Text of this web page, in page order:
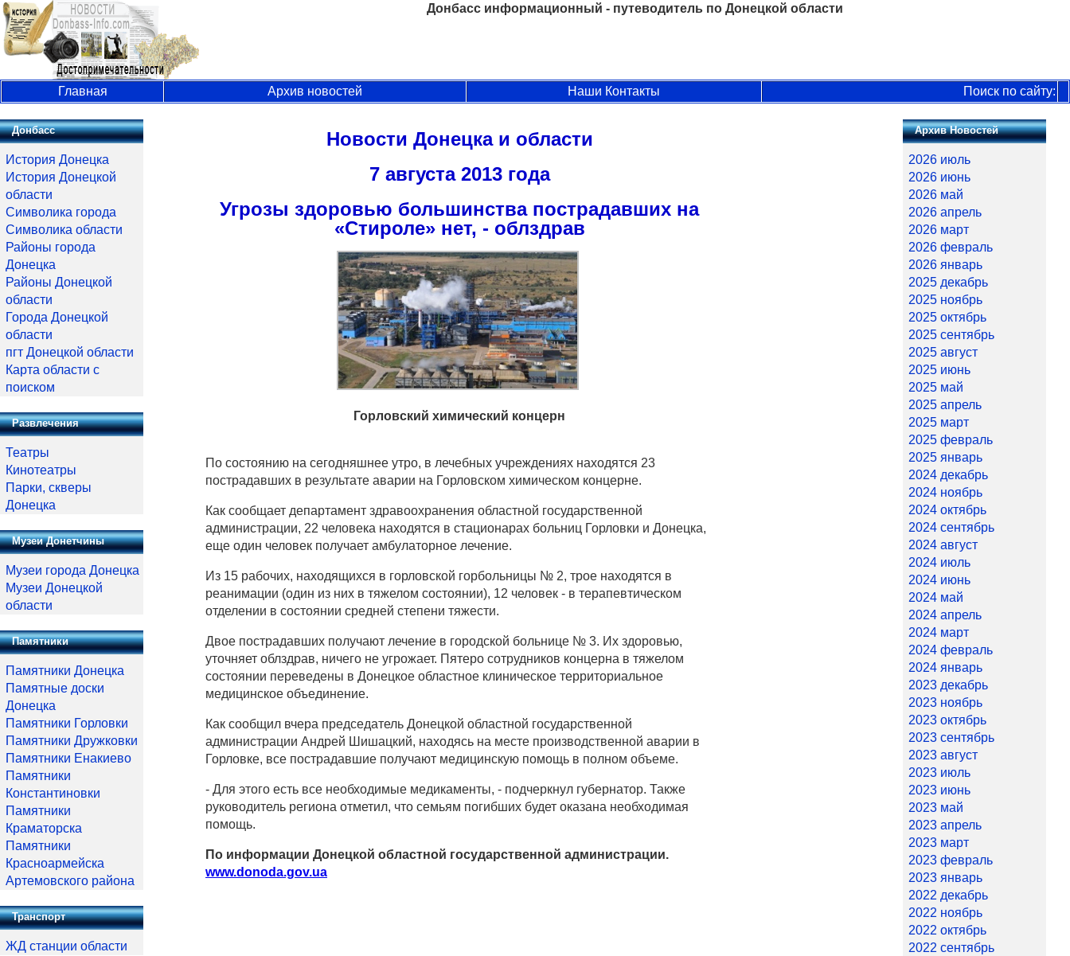
Донбасс информационный - путеводитель по Донецкой области
Главная Архив новостей Наши Контакты Поиск по сайту:
Новости Донецка и области
7 августа 2013 года
Угрозы здоровью большинства пострадавших на
«Стироле» нет, - облздрав
Горловский химический концерн
По состоянию на сегодняшнее утро, в лечебных учреждениях находятся 23
пострадавших в результате аварии на Горловском химическом концерне.
Как сообщает департамент здравоохранения областной государственной
администрации, 22 человека находятся в стационарах больниц Горловки и Донецка,
еще один человек получает амбулаторное лечение.
Из 15 рабочих, находящихся в горловской горбольницы № 2, трое находятся в
реанимации (один из них в тяжелом состоянии), 12 человек - в терапевтическом
отделении в состоянии средней степени тяжести.
Двое пострадавших получают лечение в городской больнице № 3. Их здоровью,
уточняет облздрав, ничего не угрожает. Пятеро сотрудников концерна в тяжелом
состоянии переведены в Донецкое областное клиническое территориальное
медицинское объединение.
Как сообщил вчера председатель Донецкой областной государственной
администрации Андрей Шишацкий, находясь на месте производственной аварии в
Горловке, все пострадавшие получают медицинскую помощь в полном объеме.
- Для этого есть все необходимые медикаменты, - подчеркнул губернатор. Также
руководитель региона отметил, что семьям погибших будет оказана необходимая
помощь.
По информации Донецкой областной государственной администрации.
www.donoda.gov.ua
Донбасс
История Донецка
История Донецкой
области
Символика города
Символика области
Районы города
Донецка
Районы Донецкой
области
Города Донецкой
области
пгт Донецкой области
Карта области с
поиском
Развлечения
Театры
Кинотеатры
Парки, скверы
Донецка
Музеи Донетчины
Музеи города Донецка
Музеи Донецкой
области
Памятники
Памятники Донецка
Памятные доски
Донецка
Памятники Горловки
Памятники Дружковки
Памятники Енакиево
Памятники
Константиновки
Памятники
Краматорска
Памятники
Красноармейска
Артемовского района
Транспорт
ЖД станции области
Архив Новостей
2026 июль
2026 июнь
2026 май
2026 апрель
2026 март
2026 февраль
2026 январь
2025 декабрь
2025 ноябрь
2025 октябрь
2025 сентябрь
2025 август
2025 июнь
2025 май
2025 апрель
2025 март
2025 февраль
2025 январь
2024 декабрь
2024 ноябрь
2024 октябрь
2024 сентябрь
2024 август
2024 июль
2024 июнь
2024 май
2024 апрель
2024 март
2024 февраль
2024 январь
2023 декабрь
2023 ноябрь
2023 октябрь
2023 сентябрь
2023 август
2023 июль
2023 июнь
2023 май
2023 апрель
2023 март
2023 февраль
2023 январь
2022 декабрь
2022 ноябрь
2022 октябрь
2022 сентябрь